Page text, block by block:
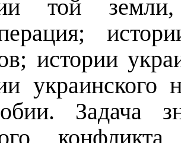
той
истории
украинского
Задача